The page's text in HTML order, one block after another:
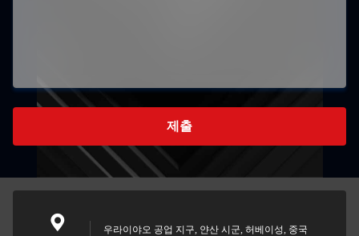
제출
우라이야오 공업 지구, 얀산 시군, 허베이성, 중국